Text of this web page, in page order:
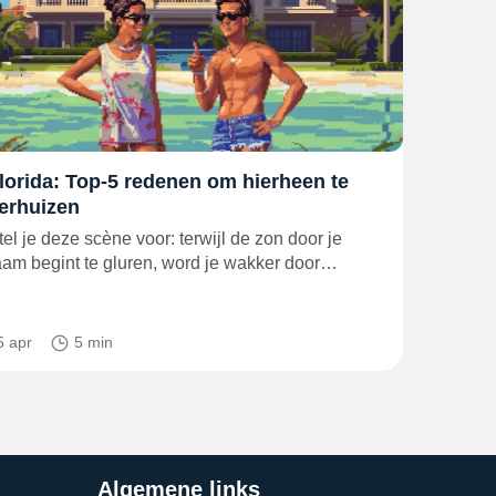
Top-5 redenen om hierheen te
je deze scène voor: terwijl de zon door je
begint te gluren, word je wakker door…
apr 5 min
Algemene links